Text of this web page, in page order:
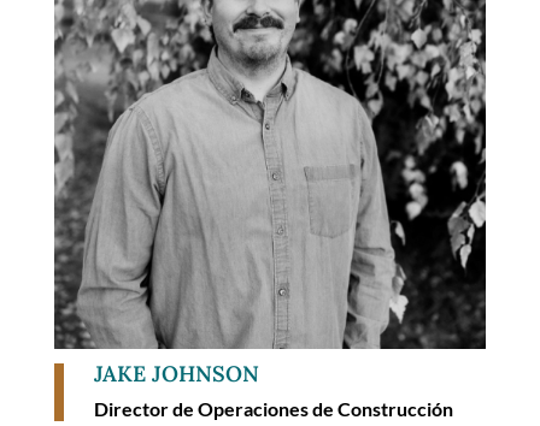
JAKE JOHNSON
Director de Operaciones de Construcción